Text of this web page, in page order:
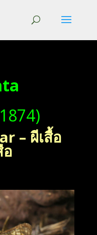
– ผีเสื้อ